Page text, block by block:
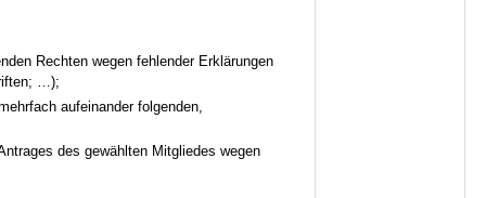
Rechten wegen fehlender Erklärungen
…);
aufeinander folgenden,
des gewählten Mitgliedes wegen